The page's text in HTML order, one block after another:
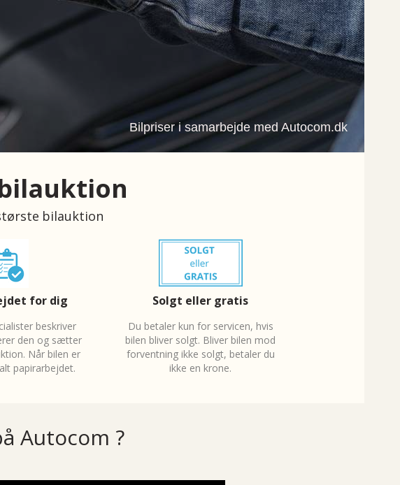
beskriver
den og sætter
Når bilen er
papirarbejdet.
Du betaler kun for servicen, hvis
bilen bliver solgt. Bliver bilen mod
forventning ikke solgt, betaler du
ikke en krone.
for dig Solgt eller gratis
Autocom ?
Bilpriser i samarbejde med Autocom.dk
bilauktion